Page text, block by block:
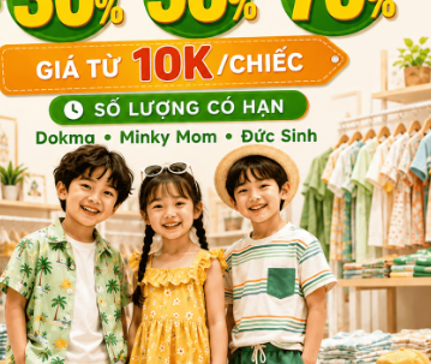
cùng phân khúc